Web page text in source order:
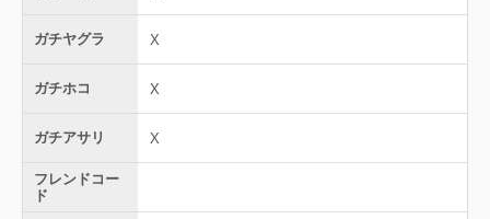
ガチヤグラ X
ガチホコ X
ガチアサリ X
フレンドコー
ド